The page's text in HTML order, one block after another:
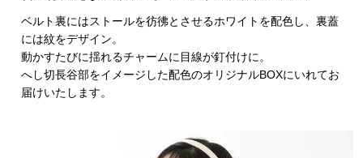
ベルト裏にはストールを彷彿とさせるホワイトを配色し、裏蓋
には紋をデザイン。
動かすたびに揺れるチャームに目線が釘付けに。
へし切長谷部をイメージした配色のオリジナルBOXにいれてお
届けいたします。